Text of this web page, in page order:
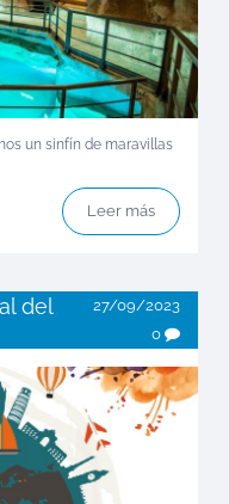
un sinfín de maravillas
Leer más
del
27/09/2023
0